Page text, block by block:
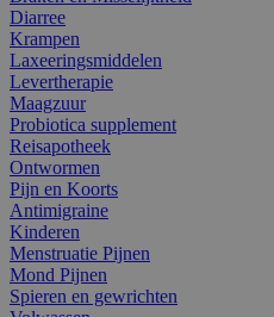
Diarree
Krampen
Laxeeringsmiddelen
Levertherapie
Maagzuur
Probiotica supplement
Reisapotheek
Ontwormen
Pijn en Koorts
Antimigraine
Kinderen
Menstruatie Pijnen
Mond Pijnen
Spieren en gewrichten